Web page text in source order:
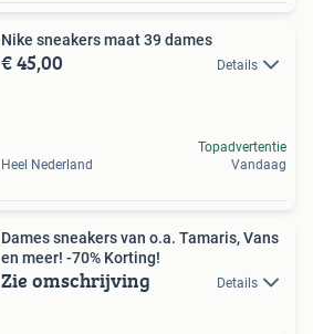
Nike sneakers maat 39 dames
€ 45,00 Details
Heel Nederland
Topadvertentie
Vandaag
Dames sneakers van o.a. Tamaris, Vans
en meer! -70% Korting!
Zie omschrijving Details